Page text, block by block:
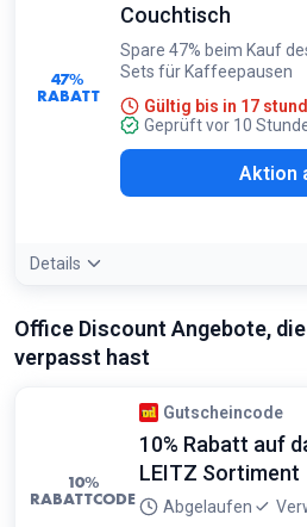
47%
RABATT
Couchtisch
Spare 47% beim Kauf
Sets für Kaffeepausen
Gültig bis in 17
Geprüft vor 10
Aktion
Details
Gilt nur für das abgebildete
Office Discount Angebote,
verpasst hast
10%
RABATTCODE
Gutscheincode
10% Rabatt auf
LEITZ Sortiment
Abgelaufen